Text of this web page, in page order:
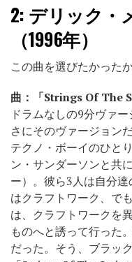
2: デリック・
（1996年）
この曲を選びたかった
曲：「Strings Of The
ドラムなしの9分ヴァ
さにそのヴァージョン
テクノ・ボーイのひと
ン・サンダーソンと共
ー）。彼ら3人は自分
はクラフトワーク、で
は、クラフトワークを
ものへと誘って行った
だった。そう、ブラッ